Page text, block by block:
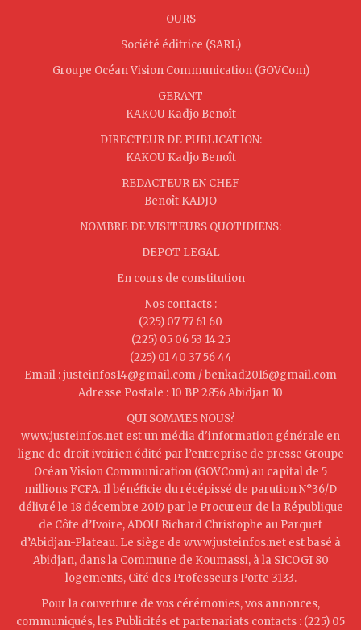
OURS
Société éditrice (SARL)
Groupe Océan Vision Communication (GOVCom)
GERANT
KAKOU Kadjo Benoît
DIRECTEUR DE PUBLICATION:
KAKOU Kadjo Benoît
REDACTEUR EN CHEF
Benoît KADJO
NOMBRE DE VISITEURS QUOTIDIENS:
DEPOT LEGAL
En cours de constitution
Nos contacts :
(225) 07 77 61 60
(225) 05 06 53 14 25
(225) 01 40 37 56 44
Email : justeinfos14@gmail.com / benkad2016@gmail.com
Adresse Postale : 10 BP 2856 Abidjan 10
QUI SOMMES NOUS?
www.justeinfos.net est un média d'information générale en
ligne de droit ivoirien édité par l’entreprise de presse Groupe
Océan Vision Communication (GOVCom) au capital de 5
millions FCFA. Il bénéficie du récépissé de parution N°36/D
délivré le 18 décembre 2019 par le Procureur de la République
de Côte d’Ivoire, ADOU Richard Christophe au Parquet
d’Abidjan-Plateau. Le siège de www.justeinfos.net est basé à
Abidjan, dans la Commune de Koumassi, à la SICOGI 80
logements, Cité des Professeurs Porte 3133.
Pour la couverture de vos cérémonies, vos annonces,
communiqués, les Publicités et partenariats contacts : (225) 05